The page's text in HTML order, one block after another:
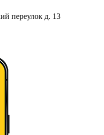
переулок д. 13